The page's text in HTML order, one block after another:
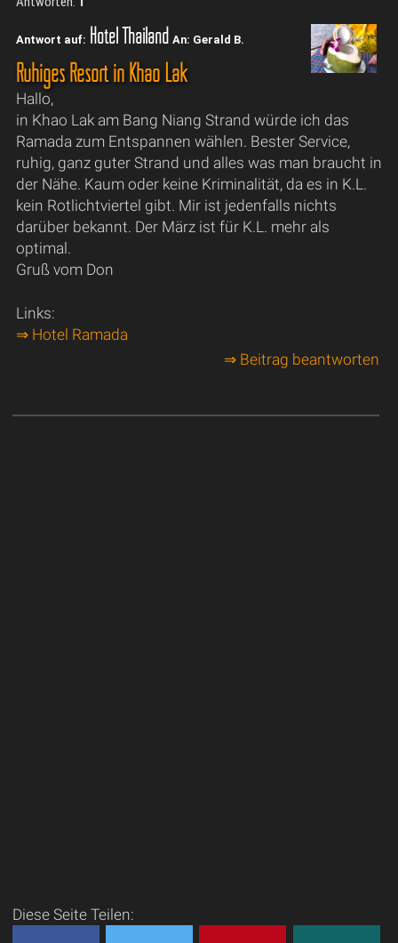
Antwort auf: Hotel Thailand An: Gerald B.
Ruhiges Resort in Khao Lak
Hallo,
in Khao Lak am Bang Niang Strand würde ich das
Ramada zum Entspannen wählen. Bester Service,
ruhig, ganz guter Strand und alles was man braucht in
der Nähe. Kaum oder keine Kriminalität, da es in K.L.
kein Rotlichtviertel gibt. Mir ist jedenfalls nichts
darüber bekannt. Der März ist für K.L. mehr als
optimal.
Gruß vom Don
Links:
⇒ Hotel Ramada
⇒ Beitrag beantworten
Diese Seite Teilen: